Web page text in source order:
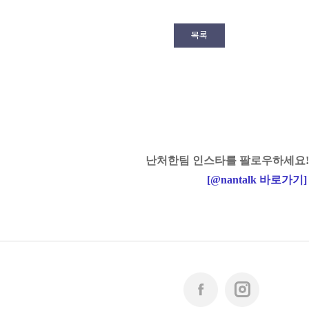
목록
난처한팀 인스타를 팔로우하세요!
[@nantalk 바로가기 ]